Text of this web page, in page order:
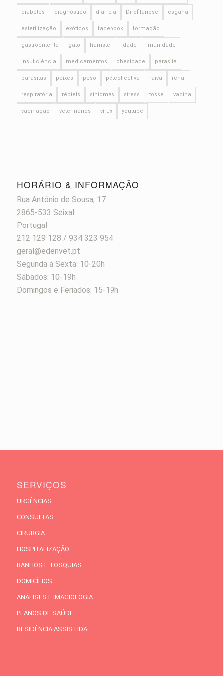
diabetes diagnóstico diarreia Dirofilariose esgana
esterilização exóticos facebook formação
gastroenterite gato hamster idade imunidade
insuficiência medicamentos obesidade parasita
parasitas peixes peso petcollective raiva renal
respiratória répteis sintomas stress tosse vacina
vacinação veterinários vírus youtube
HORÁRIO & INFORMAÇÃO
Rua António de Sousa, 17
2865-533 Seixal
Portugal
212 129 128 / 934 323 954
geral@edenvet.pt
Segunda a Sexta: 10-20h
Sábados: 10-19h
Domingos e Feriados: 15-19h
SERVIÇOS
URGÊNCIAS
CONSULTAS
CIRURGIA
HOSPITALIZAÇÃO
BANHOS E TOSQUIAS
DOMICÍLIOS
ANÁLISES E IMAGIOLOGIA
PLANOS DE SAÚDE
RESIDÊNCIA ASSISTIDA